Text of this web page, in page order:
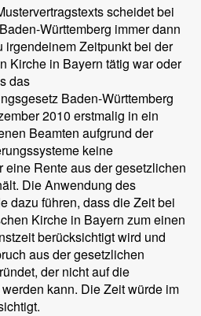
scheidet bei
Württemberg immer dann
irgendeinem Zeitpunkt bei der
Kirche in Bayern tätig war oder
das
Baden-Württemberg
2010 erstmalig in ein
Beamten aufgrund der
keine
Rente aus der gesetzlichen
Die Anwendung des
dazu führen, dass die Zeit bei
Kirche in Bayern zum einen
berücksichtigt wird und
aus der gesetzlichen
der nicht auf die
kann. Die Zeit würde im